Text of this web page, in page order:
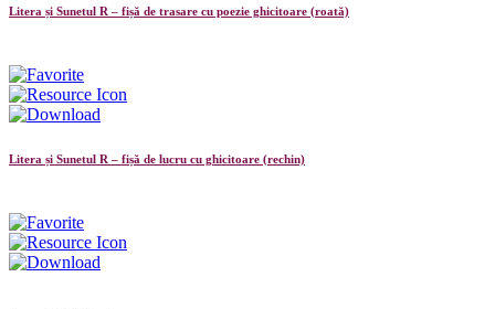
Litera și Sunetul R – fișă de trasare cu poezie ghicitoare (roată)
Litera și Sunetul R – fișă de lucru cu ghicitoare (rechin)